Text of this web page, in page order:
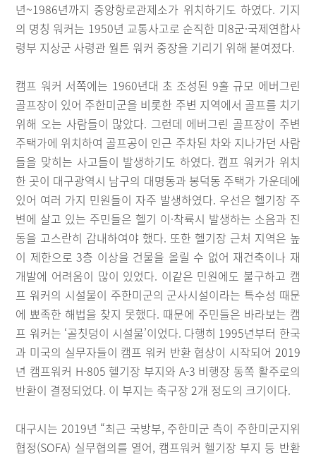
년~1986년까지 중앙항로관제소가 위치하기도 하였다. 기지
의 명칭 워커는 1950년 교통사고로 순직한 미8군·국제연합사
령부 지상군 사령관 월튼 워커 중장을 기리기 위해 붙여졌다.
캠프 워커 서쪽에는 1960년대 초 조성된 9홀 규모 에버그린
골프장이 있어 주한미군을 비롯한 주변 지역에서 골프를 치기
위해 오는 사람들이 많았다. 그런데 에버그린 골프장이 주변
주택가에 위치하여 골프공이 인근 주차된 차와 지나가던 사람
들을 맞히는 사고들이 발생하기도 하였다. 캠프 워커가 위치
한 곳이 대구광역시 남구의 대명동과 봉덕동 주택가 가운데에
있어 여러 가지 민원들이 자주 발생하였다. 우선은 헬기장 주
변에 살고 있는 주민들은 헬기 이·착륙시 발생하는 소음과 진
동을 고스란히 감내하여야 했다. 또한 헬기장 근처 지역은 높
이 제한으로 3층 이상을 건물을 올릴 수 없어 재건축이나 재
개발에 어려움이 많이 있었다. 이같은 민원에도 불구하고 캠
프 워커의 시설물이 주한미군의 군사시설이라는 특수성 때문
에 뾰족한 해법을 찾지 못했다. 때문에 주민들은 바라보는 캠
프 워커는 ‘골칫덩이 시설물’이었다. 다행히 1995년부터 한국
과 미국의 실무자들이 캠프 워커 반환 협상이 시작되어 2019
년 캠프워커 H-805 헬기장 부지와 A-3 비행장 동쪽 활주로의
반환이 결정되었다. 이 부지는 축구장 2개 정도의 크기이다.
대구시는 2019년 “최근 국방부, 주한미군 측이 주한미군지위
협정(SOFA) 실무협의를 열어, 캠프워커 헬기장 부지 등 반환